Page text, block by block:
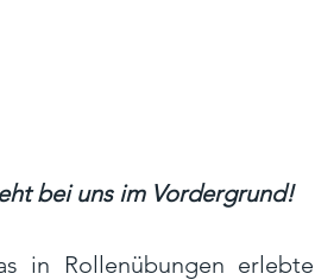
bei uns im Vordergrund!
in Rollenübungen erlebte